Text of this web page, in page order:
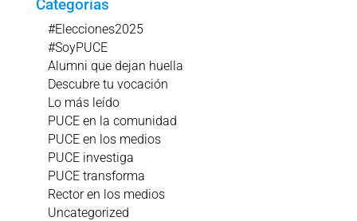
Categorías
#Elecciones2025
#SoyPUCE
Alumni que dejan huella
Descubre tu vocación
Lo más leído
PUCE en la comunidad
PUCE en los medios
PUCE investiga
PUCE transforma
Rector en los medios
Uncategorized